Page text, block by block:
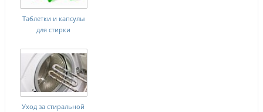
Таблетки и капсулы
для стирки
Уход за стиральной